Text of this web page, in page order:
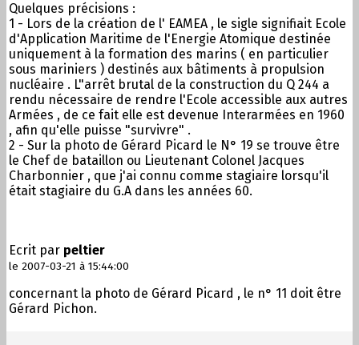
Quelques précisions :
1 - Lors de la création de l' EAMEA , le sigle signifiait Ecole
d'Application Maritime de l'Energie Atomique destinée
uniquement à la formation des marins ( en particulier
sous mariniers ) destinés aux bâtiments à propulsion
nucléaire . L"arrêt brutal de la construction du Q 244 a
rendu nécessaire de rendre l'Ecole accessible aux autres
Armées , de ce fait elle est devenue Interarmées en 1960
, afin qu'elle puisse "survivre" .
2 - Sur la photo de Gérard Picard le N° 19 se trouve être
le Chef de bataillon ou Lieutenant Colonel Jacques
Charbonnier , que j'ai connu comme stagiaire lorsqu'il
était stagiaire du G.A dans les années 60.
Ecrit par peltier
le 2007-03-21 à 15:44:00
concernant la photo de Gérard Picard , le n° 11 doit être
Gérard Pichon.